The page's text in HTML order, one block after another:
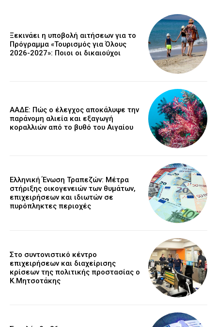
Ξεκινάει η υποβολή αιτήσεων για το
Πρόγραμμα «Τουρισμός για Όλους
2026-2027»: Ποιοι οι δικαιούχοι
ΑΑΔΕ: Πώς ο έλεγχος αποκάλυψε την
παράνομη αλιεία και εξαγωγή
κοραλλιών από το βυθό του Αιγαίου
Ελληνική Ένωση Τραπεζών: Μέτρα
στήριξης οικογενειών των θυμάτων,
επιχειρήσεων και ιδιωτών σε
πυρόπληκτες περιοχές
Στο συντονιστικό κέντρο
επιχειρήσεων και διαχείρισης
κρίσεων της πολιτικής προστασίας ο
Κ.Μητσοτάκης